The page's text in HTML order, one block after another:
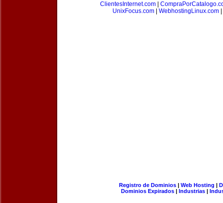
ClientesInternet.com
UnixFocus.com| WebhostingLinux.com|
Registro de Dominios| Web Hosting |
Dominios Expirados | Industrias |